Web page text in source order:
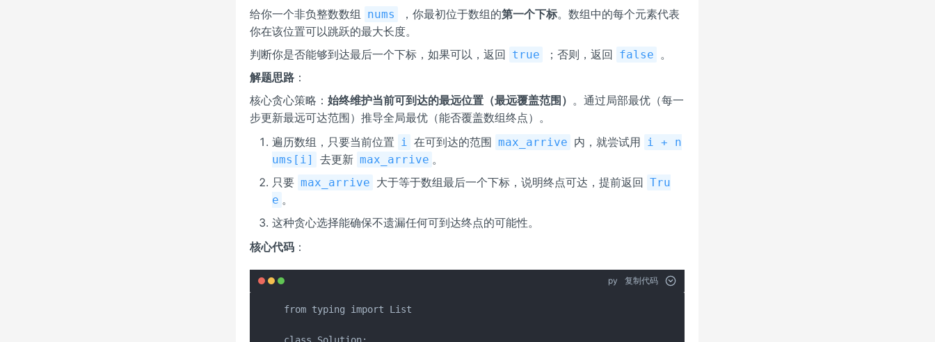
给你一个非负整数数组
nums ，你最初位于数组的第一个下标。数组中的每个元素代表
你在该位置可以跳跃的最大长度。
判断你是否能够到达最后一个下标，如果可以，返回
true ；否则，返回 false 。
解题思路 ：
核心贪心策略：始终维护当前可到达的最远位置（最远覆盖范围） 。通过局部最优（每一
步更新最远可达范围）推导全局最优（能否覆盖数组终点）。
遍历数组，只要当前位置 i 在可到达的范围 max_arrive 内，就尝试用 i + n
ums[i]
去更新 max_arrive 。
只要 max_arrive 大于等于数组最后一个下标，说明终点可达，提前返回
Tru
e 。
这种贪心选择能确保不遗漏任何可到达终点的可能性。
核心代码 ：
py 复制代码
from typing import List
class Solution: